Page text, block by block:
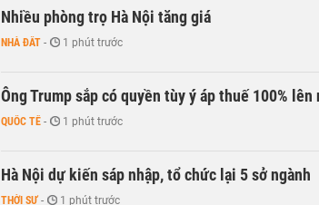
Nhiều phòng trọ Hà Nội tăng giá
NHÀ ĐẤT - 1 phút trước
Ông Trump sắp có quyền tùy ý áp thuế 100%
QUỐC TẾ - 1 phút trước
Hà Nội dự kiến sáp nhập, tổ chức lại 5 sở ngành
THỜI SỰ - 1 phút trước